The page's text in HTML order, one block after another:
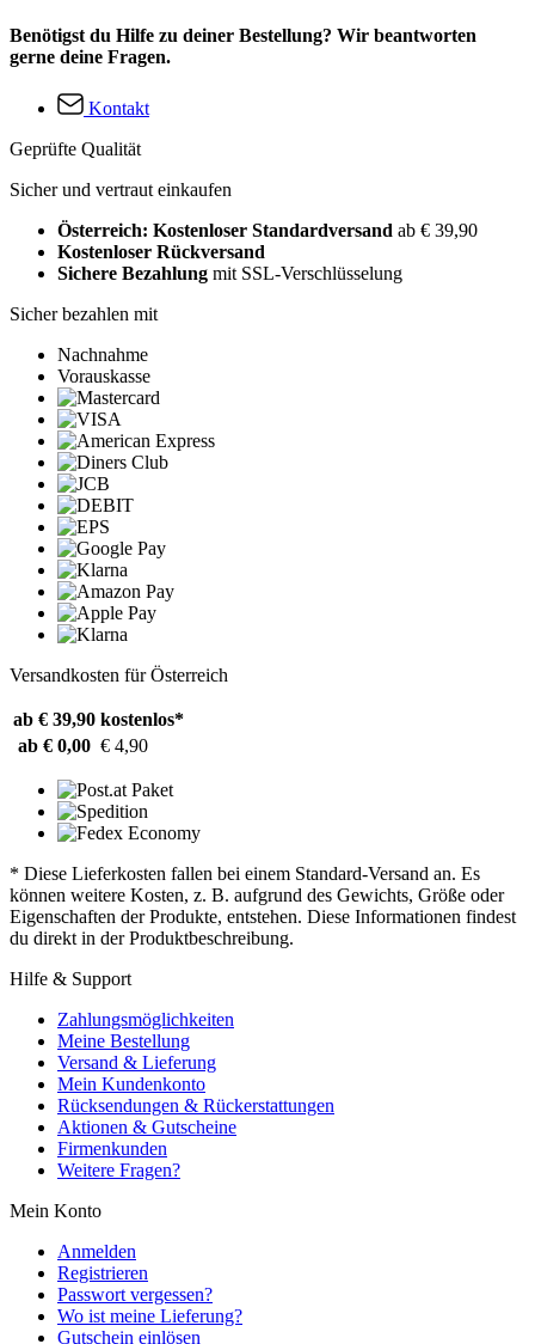
Benötigst du Hilfe zu deiner Bestellung? Wir beantworten
gerne deine Fragen.
Kontakt
Geprüfte Qualität
Sicher und vertraut einkaufen
Österreich: Kostenloser Standardversand ab € 39,90
Kostenloser Rückversand
Sichere Bezahlung mit SSL-Verschlüsselung
Sicher bezahlen mit
Nachnahme
Vorauskasse
Versandkosten für Österreich
ab € 39,90 kostenlos*
ab € 0,00 € 4,90
* Diese Lieferkosten fallen bei einem Standard-Versand an. Es
können weitere Kosten, z. B. aufgrund des Gewichts, Größe oder
Eigenschaften der Produkte, entstehen. Diese Informationen findest
du direkt in der Produktbeschreibung.
Hilfe & Support
Zahlungsmöglichkeiten
Meine Bestellung
Versand & Lieferung
Mein Kundenkonto
Rücksendungen & Rückerstattungen
Aktionen & Gutscheine
Firmenkunden
Weitere Fragen?
Mein Konto
Anmelden
Registrieren
Passwort vergessen?
Wo ist meine Lieferung?
Gutschein einlösen